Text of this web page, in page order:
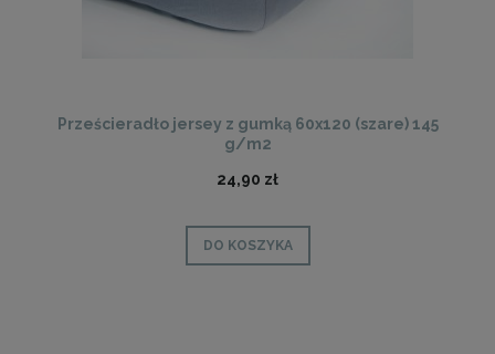
Prześcieradło jersey z gumką 60x120 (szare) 145
g/m2
24,90 zł
DO KOSZYKA